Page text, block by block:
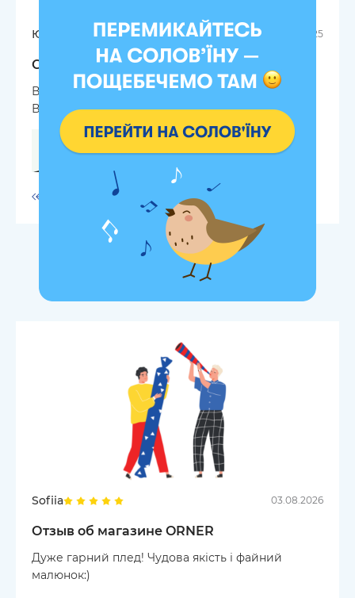
Юрій 23.01.2025
Отзыв об магазине ORNER
Все було чудово, вчасно, якісно ! Дякую! Бажаю
Вам успіхів. До нових замовлень !
Еще отзывы про ORNER
Sofiia 03.08.2026
Отзыв об магазине ORNER
Дуже гарний плед! Чудова якість і файний
малюнок:)